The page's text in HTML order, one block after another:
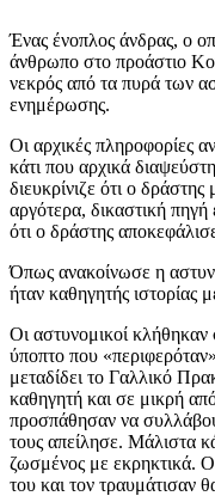
Ένας ένοπλος άνδρας, ο
άνθρωπο στο προάστιο
νεκρός από τα πυρά των
ενημέρωσης.
Οι αρχικές πληροφορίες
κάτι που αρχικά
διευκρίνιζε ότι ο
αργότερα, δικαστική
ότι ο δράστης
Όπως ανακοίνωσε η
ήταν καθηγητής ιστορίας
Οι αστυνομικοί κλήθηκαν
ύποπτο που
μεταδίδει το Γαλλικό
καθηγητή και σε μικρή
προσπάθησαν να
τους απείλησε. Μάλιστα
ζωσμένος με εκρηκτικά.
του και τον τραυμάτισαν